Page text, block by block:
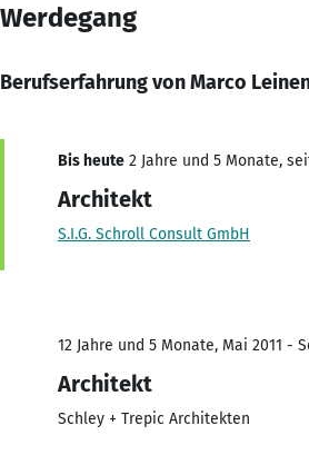
Werdegang
Berufserfahrung von Marco
Bis heute 2 Jahre und 5 Monate,
Architekt
S.I.G. Schroll Consult GmbH
12 Jahre und 5 Monate, Mai 2011 -
Architekt
Schley + Trepic Architekten